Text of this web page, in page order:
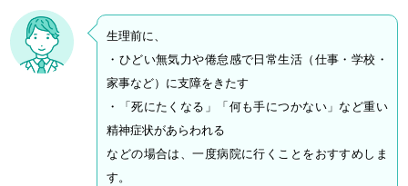
生理前に、
・ひどい無気力や倦怠感で日常生活（仕事・学校・
家事など）に支障をきたす
・「死にたくなる」「何も手につかない」など重い
精神症状があらわれる
などの場合は、一度病院に行くことをおすすめしま
す。